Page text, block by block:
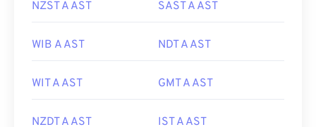
NZST A AST SAST A AST
WIB A AST NDT A AST
WIT A AST GMT A AST
NZDT A AST IST A AST